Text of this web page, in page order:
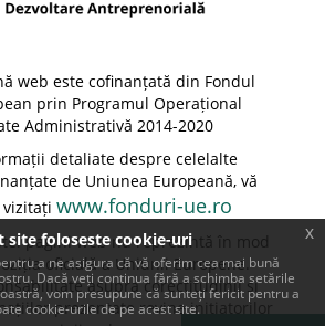
web este cofinanțată din Fondul
prin Programul Operațional
Administrativă 2014-2020
detaliate despre celelalte
de Uniunea Europeană, vă
www.fonduri-ue.ro
pagini web nu reprezintă în mod
oficială a Uniunii Europene.
asupra corectitudinii și
prezentate revine inițiatorilor
site foloseste cookie-uri
a ne asigura că vă oferim cea mai bună
Dacă veți continua fără a schimba setările
vom presupune că sunteți fericit pentru a
cookie-urile de pe acest site.
x